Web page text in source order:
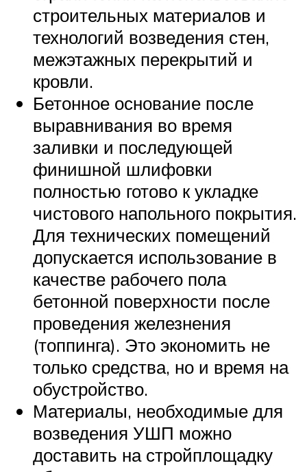
строительных материалов и
технологий возведения стен,
межэтажных перекрытий и
кровли.
Бетонное основание после
выравнивания во время
заливки и последующей
финишной шлифовки
полностью готово к укладке
чистового напольного покрытия.
Для технических помещений
допускается использование в
качестве рабочего пола
бетонной поверхности после
проведения железнения
(топпинга). Это экономить не
только средства, но и время на
обустройство.
Материалы, необходимые для
возведения УШП можно
доставить на стройплощадку